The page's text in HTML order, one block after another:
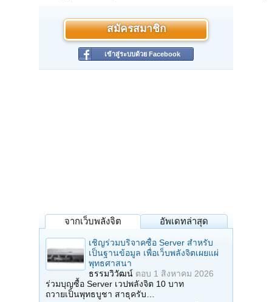
สมัครสมาชิก
เข้าสู่ระบบด้วย Facebook
จากเว็บพลังจิต อัพเดทล่าสุด
เชิญร่วมบริจาคซื้อ Server สำหรับ
เป็นฐานข้อมูล เพื่อเว็บพลังจิตเผยแผ่
พุทธศาสนา
ธรรมวิวัฒน์ ตอบ 1 สิงหาคม 2026
ร่วมบุญซื้อ Server เวปพลังจิต 10 บาท
ถวายเป็นพุทธบูชา สาธุครับ…